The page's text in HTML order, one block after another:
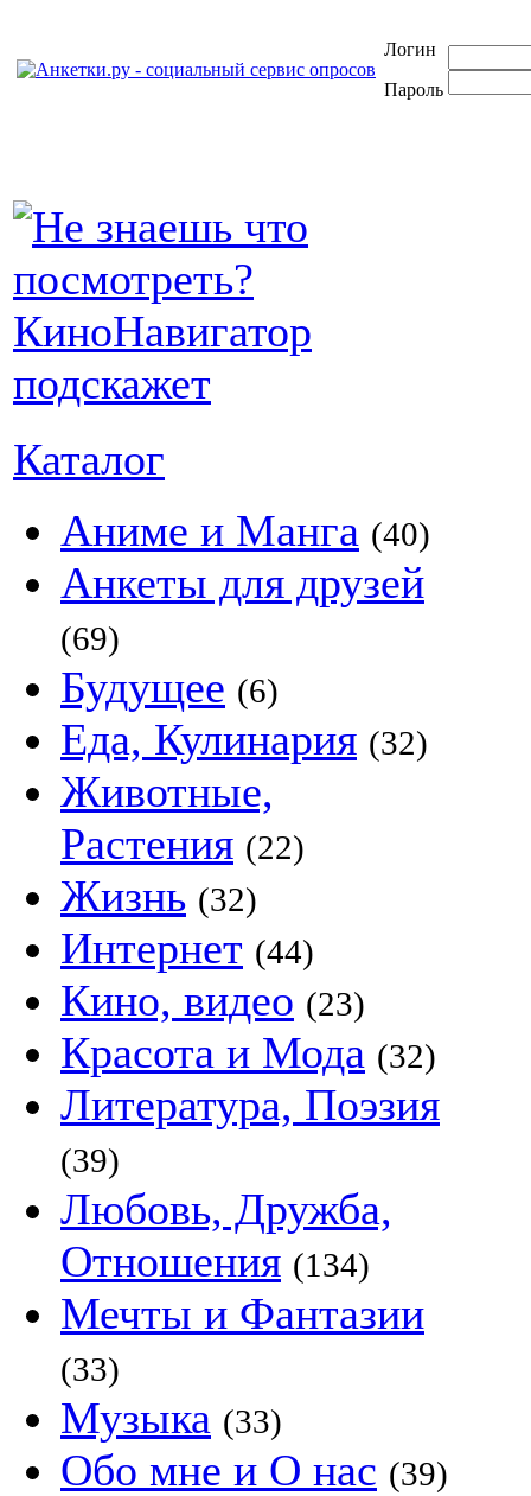
Логин
Пароль
Каталог
Аниме и Манга (40)
Анкеты для друзей
(69)
Будущее (6)
Еда, Кулинария (32)
Животные,
Растения (22)
Жизнь (32)
Интернет (44)
Кино, видео (23)
Красота и Мода (32)
Литература, Поэзия
(39)
Любовь, Дружба,
Отношения (134)
Мечты и Фантазии
(33)
Музыка (33)
Обо мне и О нас (39)